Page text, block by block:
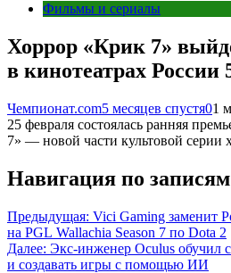
Фильмы и сериалы
Хоррор «Крик 7»
в кинотеатрах России
Чемпионат.com5 месяцев спустя01
25 февраля состоялась ранняя
7» — новой части культовой серии
Навигация по записям
Предыдущая: Vici Gaming заменит
на PGL Wallachia Season 7 по Dota 2
Далее: Экс-инженер Oculus обучил
и создавать игры с помощью ИИ